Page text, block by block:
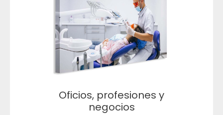
Oficios, profesiones y
negocios